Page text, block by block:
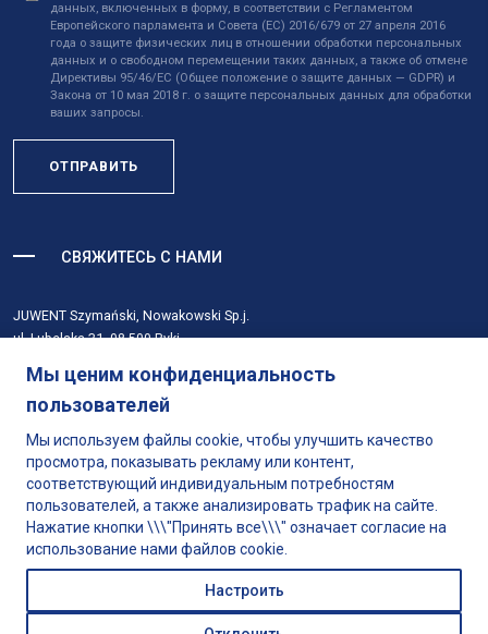
СВЯЖИТЕСЬ С НАМИ
JUWENT Szymański, Nowakowski Sp.j.
ul. Lubelska 31, 08-500 Ryki
tel.+48 81 883 56 00
Продукты
О компании
Выбор продукта
Хранить
данных, включенных в форму, в соответствии с Регламентом
Европейского парламента и Совета (ЕС) 2016/679 от 27 апреля 2016
года о защите физических лиц в отношении обработки персональных
данных и о свободном перемещении таких данных, а также об отмене
Директивы 95/46/EC (Общее положение о защите данных — GDPR) и
Закона от 10 мая 2018 г. о защите персональных данных для обработки
ваших запросы.
ОТПРАВИТЬ
Мы ценим конфиденциальность
пользователей
Мы используем файлы cookie, чтобы улучшить качество
просмотра, показывать рекламу или контент,
соответствующий индивидуальным потребностям
пользователей, а также анализировать трафик на сайте.
Нажатие кнопки \\\"Принять все\\\" означает согласие на
использование нами файлов cookie.
Настроить